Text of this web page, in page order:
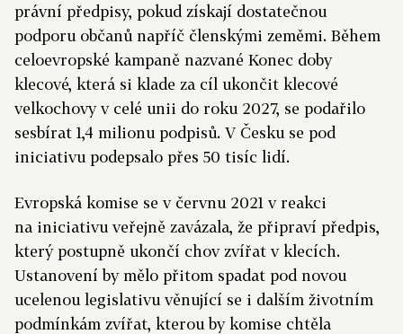
právní předpisy, pokud získají dostatečnou
podporu občanů napříč členskými zeměmi. Během
celoevropské kampaně nazvané Konec doby
klecové, která si klade za cíl ukončit klecové
velkochovy v celé unii do roku 2027, se podařilo
sesbírat 1,4 milionu podpisů. V Česku se pod
iniciativu podepsalo přes 50 tisíc lidí.
Evropská komise se v červnu 2021 v reakci
na iniciativu veřejně zavázala, že připraví předpis,
který postupně ukončí chov zvířat v klecích.
Ustanovení by mělo přitom spadat pod novou
ucelenou legislativu věnující se i dalším životním
podmínkám zvířat, kterou by komise chtěla